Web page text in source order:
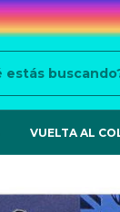
VUELTA AL